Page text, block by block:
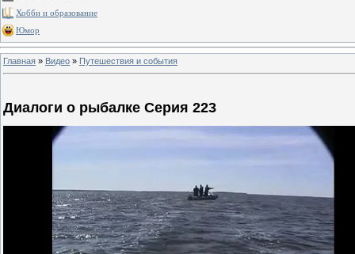
Хобби и образование
Юмор
Главная » Видео » Путешествия и события
Диалоги о рыбалке Серия 223